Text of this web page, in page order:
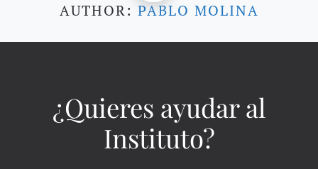
AUTHOR: PABLO MOLINA
¿Quieres ayudar al
Instituto?